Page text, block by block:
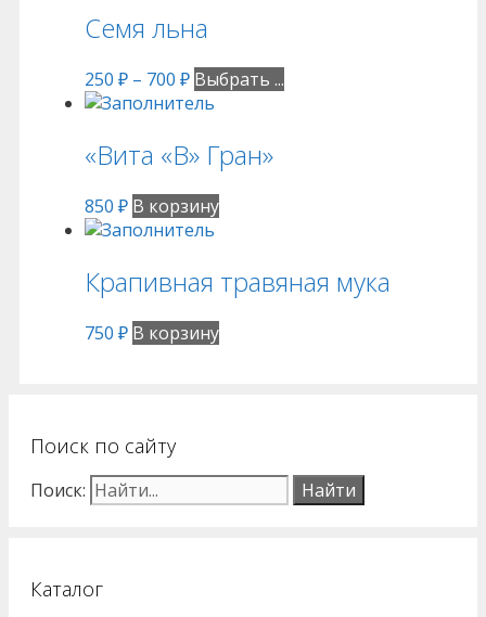
Семя льна
250 ₽ – 700 ₽ Выбрать ...
«Вита «B» Гран»
850 ₽ В корзину
Крапивная травяная мука
750 ₽ В корзину
Поиск по сайту
Поиск:
Каталог